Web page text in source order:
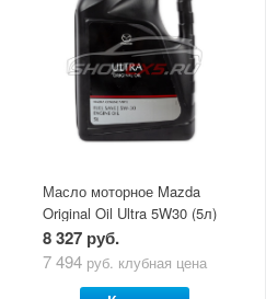
Масло моторное Mazda
Original Oil Ultra 5W30 (5л)
8 327 руб.
7 494 руб. клубная цена